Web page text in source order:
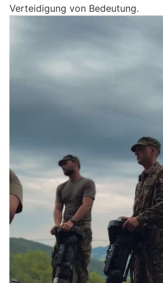
Verteidigung von Bedeutung.